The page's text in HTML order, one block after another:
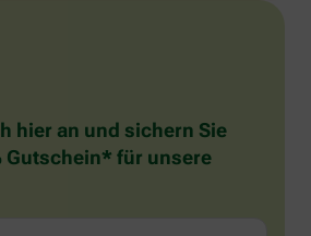
hier an und sichern Sie
Gutschein* für unsere